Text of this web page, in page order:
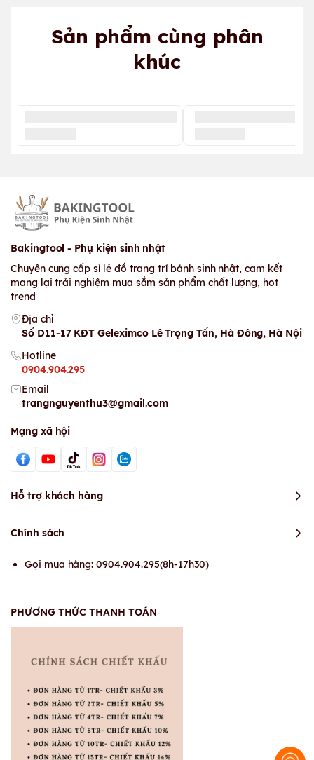
Sản phẩm cùng phân
khúc
Bakingtool - Phụ kiện sinh nhật
Chuyên cung cấp sỉ lẻ đồ trang trí bánh sinh nhật, cam kết
mang lại trải nghiệm mua sắm sản phẩm chất lượng, hot
trend
Địa chỉ
Số D11-17 KĐT Geleximco Lê Trọng Tấn, Hà Đông, Hà Nội
Hotline
0904.904.295
Email
trangnguyenthu3@gmail.com
Mạng xã hội
Hỗ trợ khách hàng
Chính sách
Gọi mua hàng: 0904.904.295(8h-17h30)
PHƯƠNG THỨC THANH TOÁN